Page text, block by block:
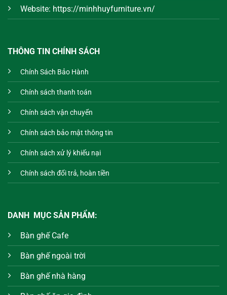
Website: https://minhhuyfurniture.vn/
THÔNG TIN CHÍNH SÁCH
Chính Sách Bảo Hành
Chính sách thanh toán
Chính sách vận chuyển
Chính sách bảo mật thông tin
Chính sách xử lý khiếu nại
Chính sách đổi trả, hoàn tiền
DANH MỤC SẢN PHẨM:
Bàn ghế Cafe
Bàn ghế ngoài trời
Bàn ghế nhà hàng